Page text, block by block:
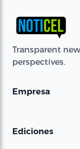
Transparent
perspectives.
Empresa
Ediciones